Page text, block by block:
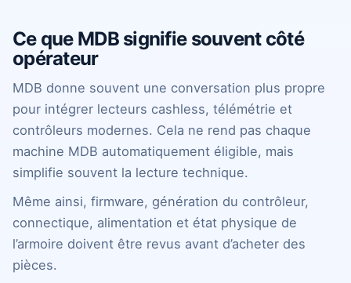
Ce que MDB signifie souvent côté
opérateur
MDB donne souvent une conversation plus propre
pour intégrer lecteurs cashless, télémétrie et
contrôleurs modernes. Cela ne rend pas chaque
machine MDB automatiquement éligible, mais
simplifie souvent la lecture technique.
Même ainsi, firmware, génération du contrôleur,
connectique, alimentation et état physique de
l’armoire doivent être revus avant d’acheter des
pièces.